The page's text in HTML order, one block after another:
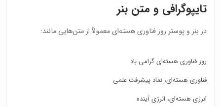
تایپوگرافی و متن بنر
در بنر و پوستر روز فناوری هسته‌ای معمولاً از متن‌هایی مانند:
روز فناوری هسته‌ای گرامی باد
فناوری هسته‌ای، نماد پیشرفت علمی
انرژی هسته‌ای، انرژی آینده